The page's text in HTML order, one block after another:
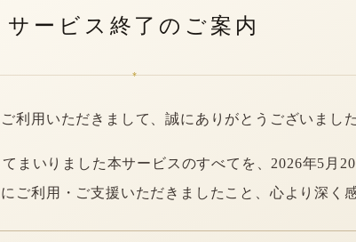
サービス終了のご案内
*
利用いただきまして、誠にありがとうございました
まいりました本サービスのすべてを、2026年5月
ご利用・ご支援いただきましたこと、心より深く